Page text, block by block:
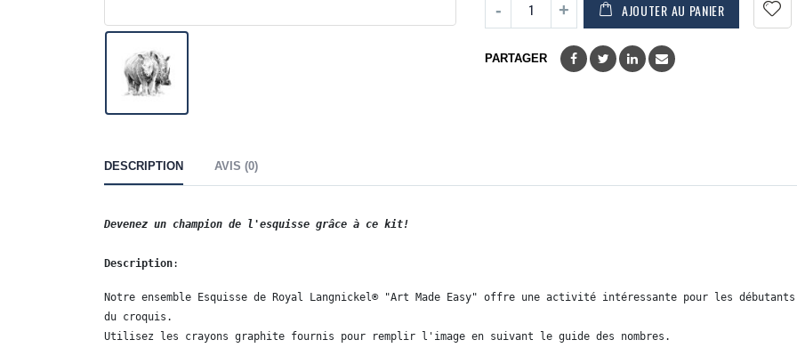
AJOUTER AU PANIER
PARTAGER
DESCRIPTION AVIS (0)
Devenez un champion de l'esquisse grâce à ce kit!
Description:
Notre ensemble Esquisse de Royal Langnickel® "Art Made Easy" offre une activité intéressante pour les
du croquis.
Utilisez les crayons graphite fournis pour remplir l'image en suivant le guide des nombres.